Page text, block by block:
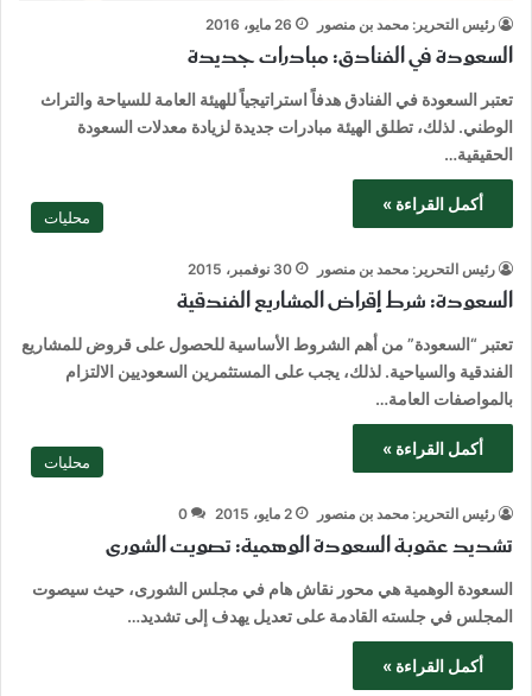
رئيس التحرير: محمد بن منصور 26 مايو، 2016
السعودة في الفنادق: مبادرات جديدة
تعتبر السعودة في الفنادق هدفاً استراتيجياً للهيئة العامة للسياحة والتراث
الوطني. لذلك، تطلق الهيئة مبادرات جديدة لزيادة معدلات السعودة
الحقيقية…
أكمل القراءة »
محليات
رئيس التحرير: محمد بن منصور 30 نوفمبر، 2015
السعودة: شرط إقراض المشاريع الفندقية
تعتبر “السعودة” من أهم الشروط الأساسية للحصول على قروض للمشاريع
الفندقية والسياحية. لذلك، يجب على المستثمرين السعوديين الالتزام
بالمواصفات العامة…
أكمل القراءة »
محليات
رئيس التحرير: محمد بن منصور 2 مايو، 2015 0
تشديد عقوبة السعودة الوهمية: تصويت الشورى
السعودة الوهمية هي محور نقاش هام في مجلس الشورى، حيث سيصوت
المجلس في جلسته القادمة على تعديل يهدف إلى تشديد…
أكمل القراءة »